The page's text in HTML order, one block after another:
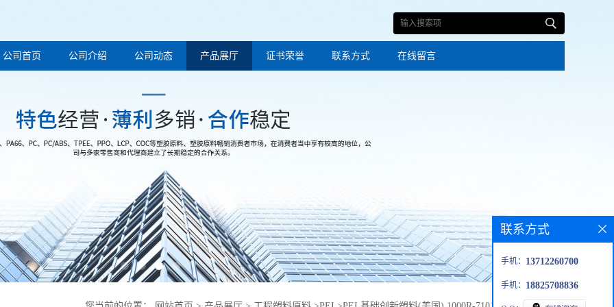
公司首页 公司介绍 公司动态 产品展厅 证书荣誉 联系方式 在线留言
联系方式
手机： 13712260700
手机： 18825708836